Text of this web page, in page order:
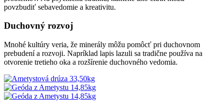
povzbudiť sebavedomie a kreativitu.
Duchovný rozvoj
Mnohé kultúry veria, že minerály môžu pomôcť pri duchovnom
prebudení a rozvoji. Napríklad lapis lazuli sa tradične používa na
otvorenie tretieho oka a rozšírenie duchovného vedomia.